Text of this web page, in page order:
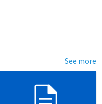
See more